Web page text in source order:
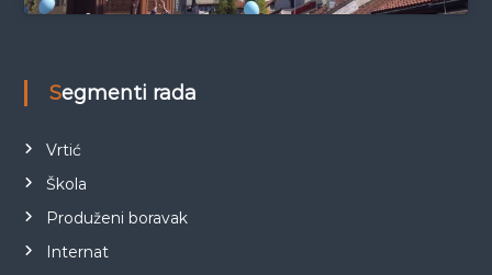
Segmenti rada
Vrtić
Škola
Produženi boravak
Internat